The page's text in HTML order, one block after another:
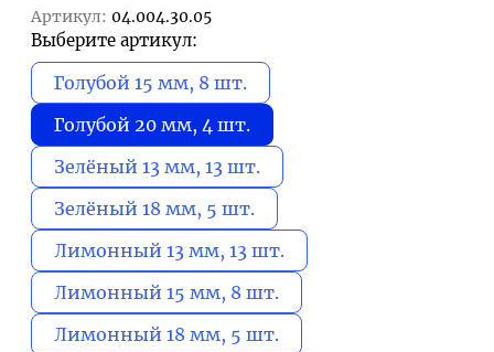
Артикул: 04.004.30.05
Выберите артикул:
Голубой 15 мм, 8 шт.
Голубой 20 мм, 4 шт.
Зелёный 13 мм, 13 шт.
Зелёный 18 мм, 5 шт.
Лимонный 13 мм, 13 шт.
Лимонный 15 мм, 8 шт.
Лимонный 18 мм, 5 шт.